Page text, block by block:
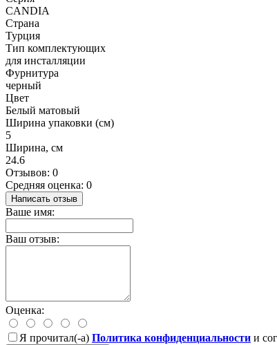
CANDIA
Страна
Турция
Тип комплектующих
для инсталляции
Фурнитура
черный
Цвет
Белый матовый
Ширина упаковки (см)
5
Ширина, см
24.6
Отзывов: 0
Средняя оценка: 0
Написать отзыв
Ваше имя:
Ваш отзыв:
Оценка:
Я прочитал(-а) Политика конфиденциальности и